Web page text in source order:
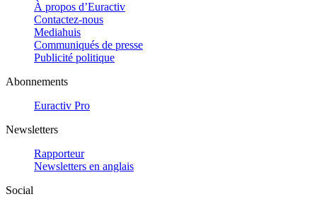
À propos d’Euractiv
Contactez-nous
Mediahuis
Communiqués de presse
Publicité politique
Abonnements
Euractiv Pro
Newsletters
Rapporteur
Newsletters en anglais
Social